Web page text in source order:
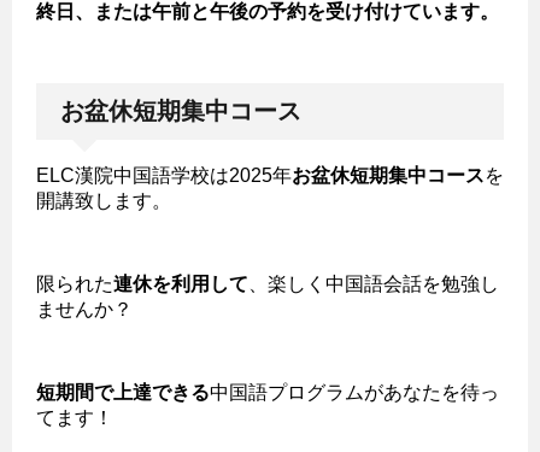
終日、または午前と午後の予約を受け付けています。
お盆休短期集中コース
ELC漢院中国語学校は2025年お盆休短期集中コースを
開講致します。
限られた連休を利用して 、楽しく中国語会話を勉強し
ませんか？
短期間で上達できる中国語プログラムがあなたを待っ
てます！